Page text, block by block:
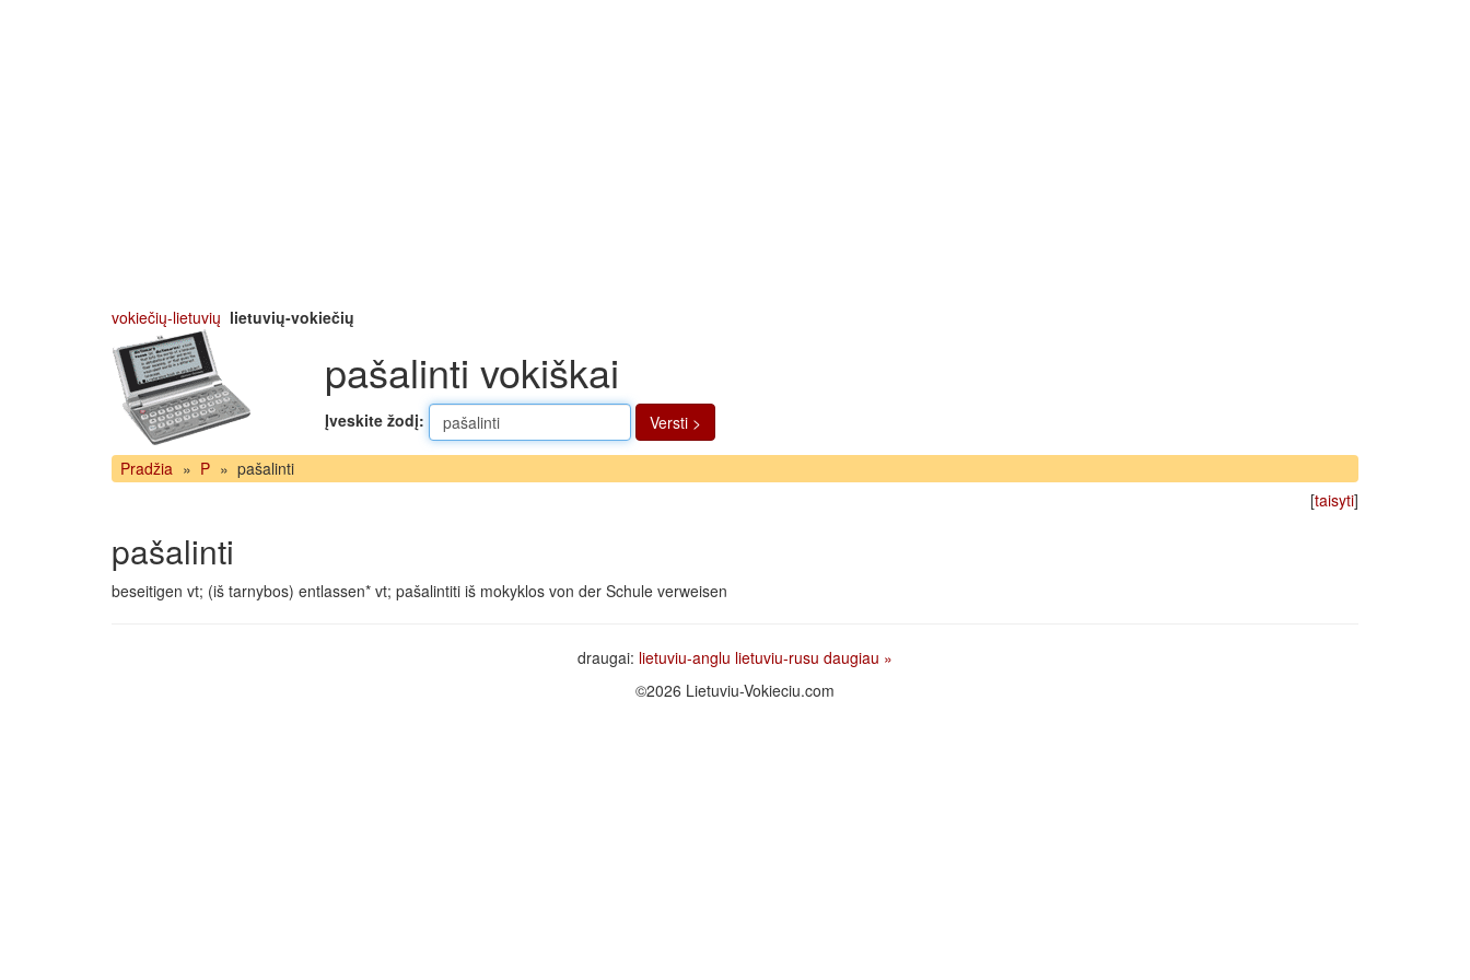
vokiečių-lietuvių lietuvių-vokiečių
pašalinti vokiškai
Įveskite žodį: Versti >
Pradžia » P » pašalinti
[taisyti]
pašalinti
beseitigen vt; (iš tarnybos) entlassen* vt; pašalintiti iš mokyklos von der Schule verweisen
draugai: lietuviu-anglu lietuviu-rusu daugiau »
©2026 Lietuviu-Vokieciu.com